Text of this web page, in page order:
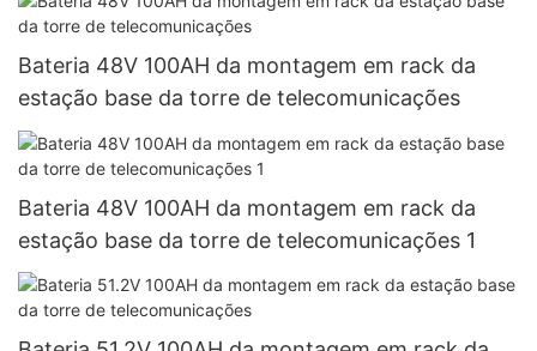
Bateria 48V 100AH ​​da montagem em rack da
estação base da torre de telecomunicações
Bateria 48V 100AH ​​da montagem em rack da
estação base da torre de telecomunicações 1